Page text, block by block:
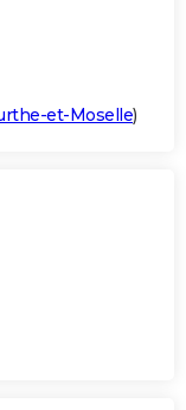
et-Moselle)